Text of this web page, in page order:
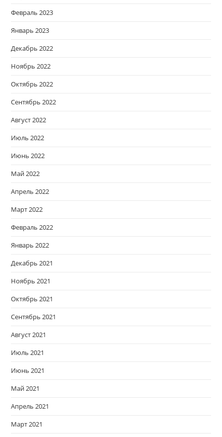
Февраль 2023
Январь 2023
Декабрь 2022
Ноябрь 2022
Октябрь 2022
Сентябрь 2022
Август 2022
Июль 2022
Июнь 2022
Май 2022
Апрель 2022
Март 2022
Февраль 2022
Январь 2022
Декабрь 2021
Ноябрь 2021
Октябрь 2021
Сентябрь 2021
Август 2021
Июль 2021
Июнь 2021
Май 2021
Апрель 2021
Март 2021